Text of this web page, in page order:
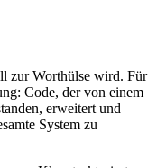
zur Worthülse wird. Für
Code, der von einem
erweitert und
System zu